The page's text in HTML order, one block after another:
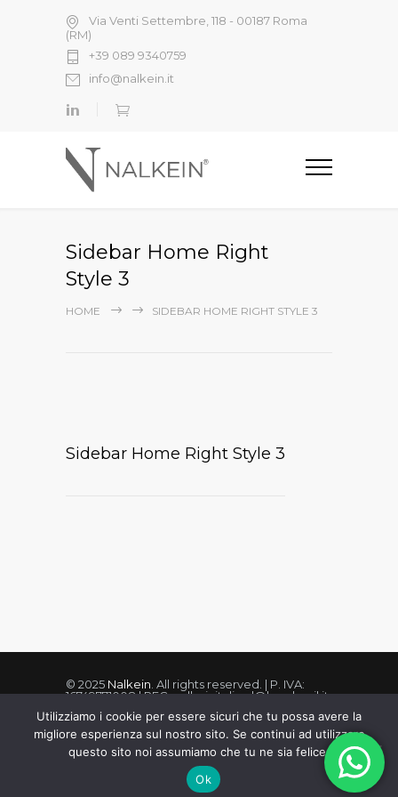
Via Venti Settembre, 118 - 00187 Roma
(RM)
+39 089 9340759
info@nalkein.it
Sidebar Home Right
Style 3
HOME SIDEBAR HOME RIGHT STYLE 3
Sidebar Home Right Style 3
© 2025 Nalkein. All rights reserved. | P. IVA:
16749771008 | PEC: nalkeinitaliasrl@legalmail.it
Privacy Policy
Condizioni di vendita
Utilizziamo i cookie per essere sicuri che tu possa avere la
migliore esperienza sul nostro sito. Se continui ad utilizzare
questo sito noi assumiamo che tu ne sia felice.
Ok